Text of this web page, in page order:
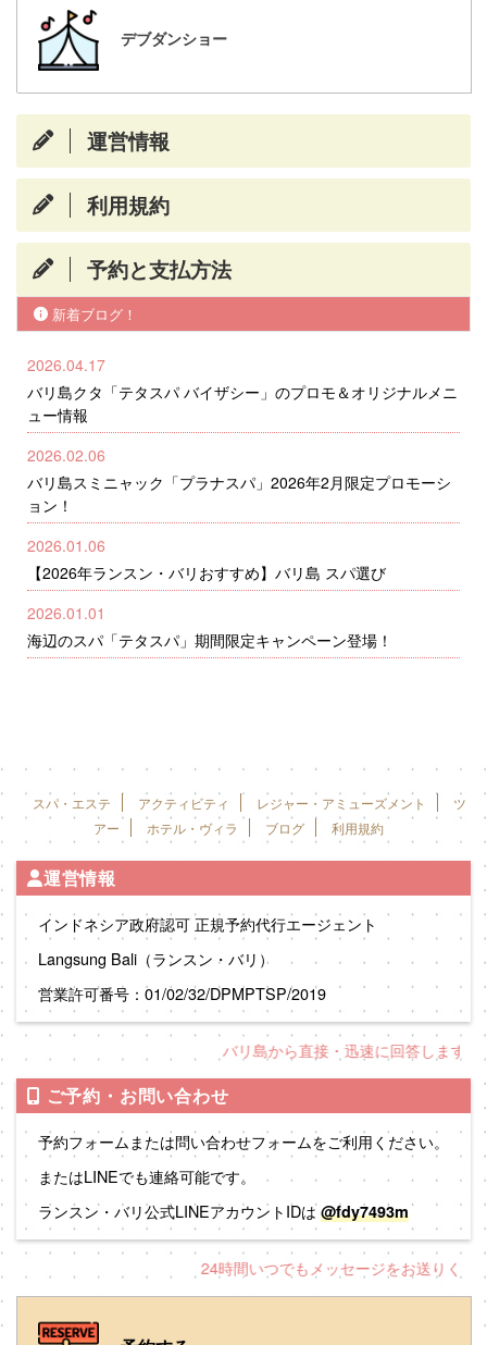
デブダンショー
運営情報
利用規約
予約と支払方法
新着ブログ！
2026.04.17
バリ島クタ「テタスパ バイザシー」のプロモ＆オリジナルメニ
ュー情報
2026.02.06
バリ島スミニャック「プラナスパ」2026年2月限定プロモーシ
ョン！
2026.01.06
【2026年ランスン・バリおすすめ】バリ島 スパ選び
2026.01.01
海辺のスパ「テタスパ」期間限定キャンペーン登場！
スパ・エステ アクティビティ レジャー・アミューズメント
ツ
アー
ホテル・ヴィラ ブログ 利用規約
運営情報
インドネシア政府認可 正規予約代行エージェント
Langsung Bali（ランスン・バリ）
営業許可番号：01/02/32/DPMPTSP/2019
バリ島から直接・迅速に回答します！
ご予約・お問い合わせ
予約フォームまたは問い合わせフォームをご利用ください。
またはLINEでも連絡可能です。
ランスン・バリ公式LINEアカウントIDは @fdy7493m
24時間いつでもメッセージをお送りくださ